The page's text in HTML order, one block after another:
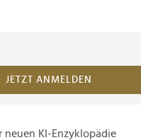
JETZT ANMELDEN
neuen KI-Enzyklopädie